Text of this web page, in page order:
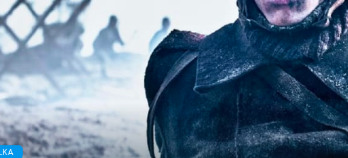
TEREZIE
UFO A
MIMOZEMŠŤANÉ
UTAJENÉ PŘÍBĚHY
ČESKÝCH DĚJIN
ALTERNATIVNÍ
HISTORIE